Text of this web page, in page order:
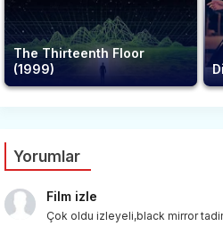
The Thirteenth Floor
(1999)
Yorumlar
Film izle
Çok oldu izleyeli,black mirror